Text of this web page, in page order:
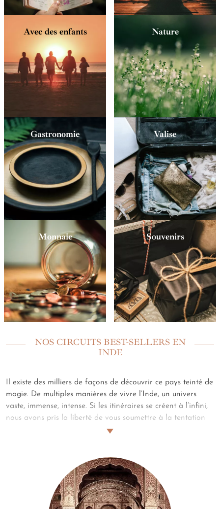
Avec des enfants Nature
Gastronomie Valise
Monnaie Souvenirs
NOS CIRCUITS BEST-SELLERS EN
INDE
Il existe des milliers de façons de découvrir ce pays teinté de
magie. De multiples manières de vivre l’Inde, un univers
vaste, immense, intense. Si les itinéraires se créent à l’infini,
nous avons pris la liberté de vous soumettre à la tentation
trois de nos circuits best-sellers
nous avons préalablement tracées,naîtra votre voyage en
Inde sur mesure et entièrement personnalisé.